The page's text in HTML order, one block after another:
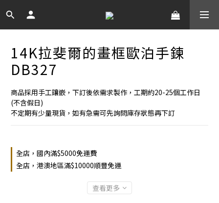
14K拉斐爾的畫框歐泊手鍊
DB327
商品採用手工鑲嵌，下訂後依需求製作，工期約20-25個工作日
(不含假日)
不定期有少量現貨，如有急需可先詢問庫存狀態再下訂
全店，國內滿$5000免運費
全店，港澳地區滿$10000順豐免運
查看更多